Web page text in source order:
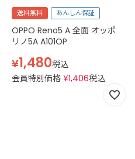
送料無料 あんしん保証
OPPO Reno5 A 全面 オッポ
リノ5A A101OP
¥1,480税込
会員特別価格 ¥1,406税込